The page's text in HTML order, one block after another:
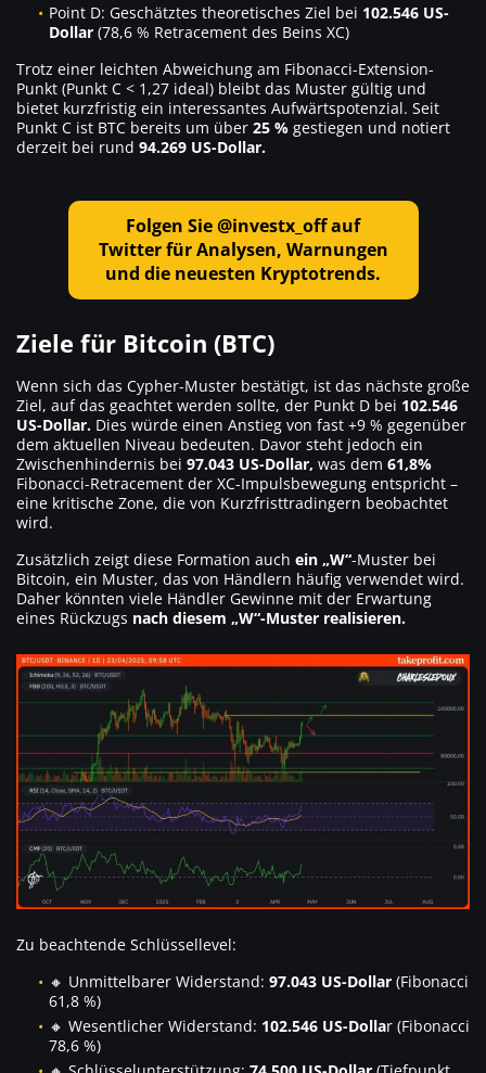
Point D: Geschätztes theoretisches Ziel bei 102.546 US-
Dollar (78,6 % Retracement des Beins XC)
Trotz einer leichten Abweichung am Fibonacci-Extension-
Punkt (Punkt C < 1,27 ideal) bleibt das Muster gültig und
bietet kurzfristig ein interessantes Aufwärtspotenzial. Seit
Punkt C ist BTC bereits um über 25 % gestiegen und notiert
derzeit bei rund 94.269 US-Dollar.
Folgen Sie @investx_off auf
Twitter für Analysen, Warnungen
und die neuesten Kryptotrends.
Ziele für Bitcoin (BTC)
Wenn sich das Cypher-Muster bestätigt, ist das nächste große
Ziel, auf das geachtet werden sollte, der Punkt D bei 102.546
US-Dollar. Dies würde einen Anstieg von fast +9 % gegenüber
dem aktuellen Niveau bedeuten. Davor steht jedoch ein
Zwischenhindernis bei 97.043 US-Dollar, was dem 61,8%
Fibonacci-Retracement der XC-Impulsbewegung entspricht –
eine kritische Zone, die von Kurzfristtradingern beobachtet
wird.
Zusätzlich zeigt diese Formation auch ein „W“-Muster bei
Bitcoin, ein Muster, das von Händlern häufig verwendet wird.
Daher könnten viele Händler Gewinne mit der Erwartung
eines Rückzugs nach diesem „W“-Muster realisieren.
Zu beachtende Schlüssellevel:
🔸 Unmittelbarer Widerstand: 97.043 US-Dollar (Fibonacci
61,8 %)
🔸 Wesentlicher Widerstand: 102.546 US-Dollar (Fibonacci
78,6 %)